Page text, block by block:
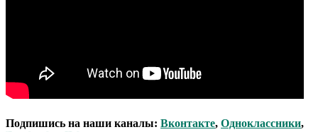
Подпишись на наши каналы: Вконтакте, Одноклассники,